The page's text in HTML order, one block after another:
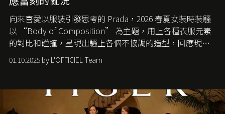
向來喜愛以服裝引發思考的 Prada，2026 春夏女裝時裝騷
以 “Body of Composition” 為主題，用上各種衣服元素
的對比和碰撞，呈現出騷上各個不協調的造型，回應現今
社會各種資訊、文化超載的現象。
01.10.2025 by L'OFFICIEL Team